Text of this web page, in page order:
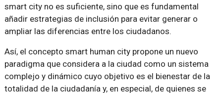
smart city no es suficiente, sino que es fundamental
añadir estrategias de inclusión para evitar generar o
ampliar las diferencias entre los ciudadanos.
Así, el concepto smart human city propone un nuevo
paradigma que considera a la ciudad como un sistema
complejo y dinámico cuyo objetivo es el bienestar de la
totalidad de la ciudadanía y, en especial, de quienes se